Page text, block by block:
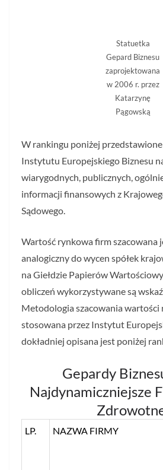
Statuetka
Gepard Biznesu
zaprojektowana
w 2006 r. przez
Katarzynę
Pągowską
W rankingu poniżej
Instytutu Europejskiego Biznesu
wiarygodnych, publicznych,
informacji finansowych z
Sądowego.
Wartość rynkowa firm szacowana
analogiczny do wycen spółek
na Giełdzie Papierów
obliczeń wykorzystywane są
Metodologia szacowania wartości
stosowana przez Instytut
dokładniej opisana jest poniżej
Gepardy
Najdynamiczniejsze
LP. NAZWA FIRMY